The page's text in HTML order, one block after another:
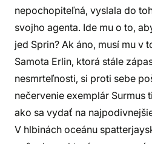
nepochopiteľná, vyslala do
svojho agenta. Ide mu o to,
jed Sprin? Ak áno, musí mu v
Samota Erlin, ktorá stále
nesmrteľnosti, si proti sebe
nečervenie exemplár Surmus
ako sa vydať na
V hlbinách oceánu